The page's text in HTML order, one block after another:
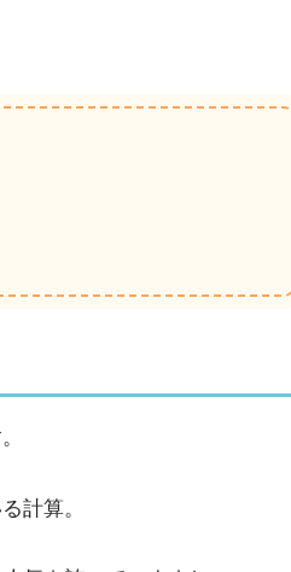
計算。